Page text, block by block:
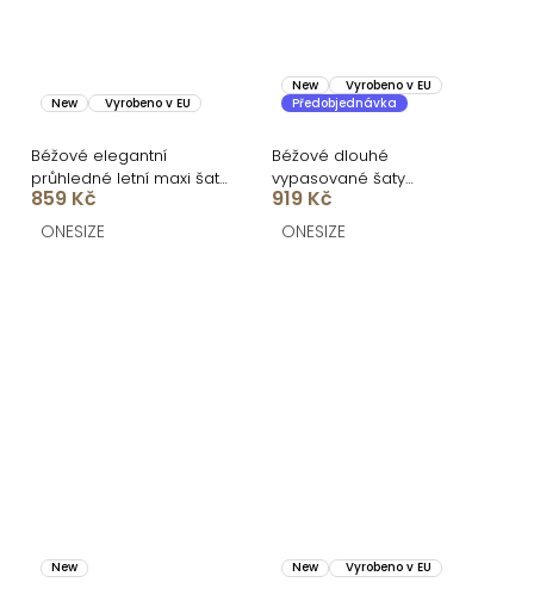
New Vyrobeno v EU
Béžové elegantní
průhledné letní maxi šaty
UMARIE s dlouhým
rukávem
859 Kč
ONESIZE
New
Vyrobeno v EU
Předobjednávka
Béžové dlouhé
vypasované šaty
DOROTA na ramínka
919 Kč
ONESIZE
New New Vyrobeno v EU